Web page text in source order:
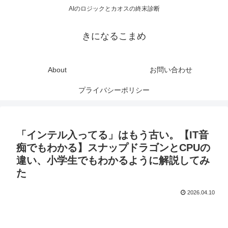
AIのロジックとカオスの終末診断
きになるこまめ
About お問い合わせ
プライバシーポリシー
「インテル入ってる」はもう古い。【IT音
痴でもわかる】スナップドラゴンとCPUの
違い、小学生でもわかるように解説してみ
た
2026.04.10